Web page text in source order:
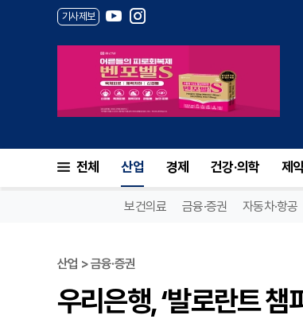
기사제보
전체 산업 경제 건강·의학 제
보건의료 금융·증권 자동차·항공
산업 > 금융·증권
우리은행, ‘발로란트 챔